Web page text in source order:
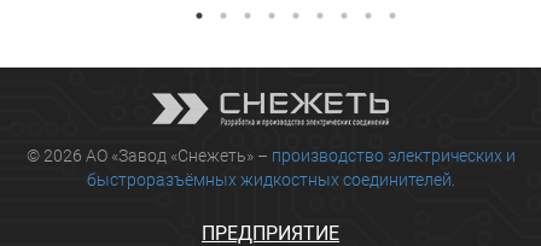
© 2026 АО «Завод «Снежеть» – производство электрических и
быстроразъёмных жидкостных соединителей.
ПРЕДПРИЯТИЕ